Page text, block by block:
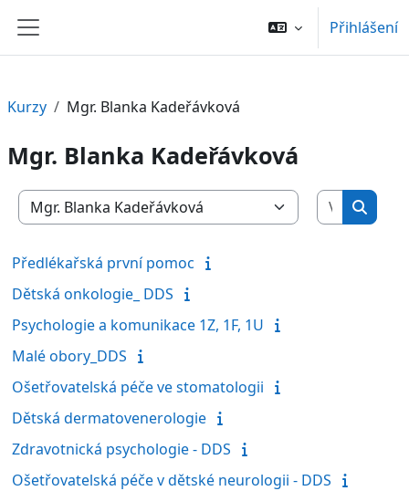
Boční panel
Přihlášení
Kurzy Mgr. Blanka Kadeřávková
Mgr. Blanka Kadeřávková
Kategorie kurzů
Předlékařská první pomoc
Dětská onkologie_ DDS
Psychologie a komunikace 1Z, 1F, 1U
Malé obory_DDS
Ošetřovatelská péče ve stomatologii
Dětská dermatovenerologie
Zdravotnická psychologie - DDS
Ošetřovatelská péče v dětské neurologii - DDS